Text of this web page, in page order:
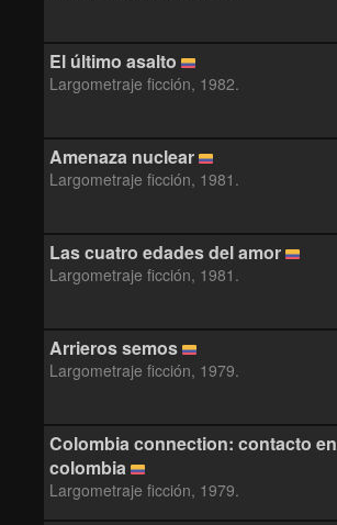
El último asalto
Largometraje ficción, 1982.
Amenaza nuclear
Largometraje ficción, 1981.
Las cuatro edades del amor
Largometraje ficción, 1981.
Arrieros semos
Largometraje ficción, 1979.
Colombia connection: contacto en
colombia
Largometraje ficción, 1979.